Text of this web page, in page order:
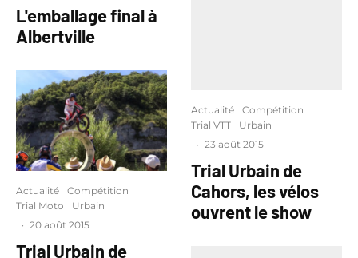
L'emballage final à
Albertville
Actualité
Compétition
Trial Moto
Urbain
· 20 août 2015
Trial Urbain de
Actualité
Compétition
Trial VTT
Urbain
· 23 août 2015
Trial Urbain de
Cahors, les vélos
ouvrent le show